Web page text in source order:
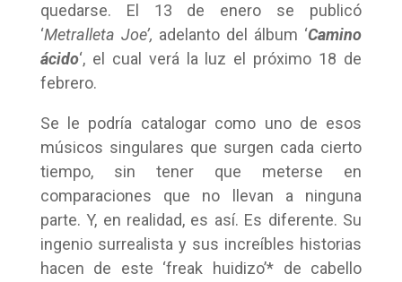
quedarse. El 13 de enero se publicó
‘Metralleta Joe’, adelanto del álbum ‘Camino
ácido‘, el cual verá la luz el próximo 18 de
febrero.
Se le podría catalogar como uno de esos
músicos singulares que surgen cada cierto
tiempo, sin tener que meterse en
comparaciones que no llevan a ninguna
parte. Y, en realidad, es así. Es diferente. Su
ingenio surrealista y sus increíbles historias
hacen de este ‘freak huidizo’* de cabello